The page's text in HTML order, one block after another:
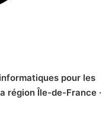
pour les
région Île-de-France ·